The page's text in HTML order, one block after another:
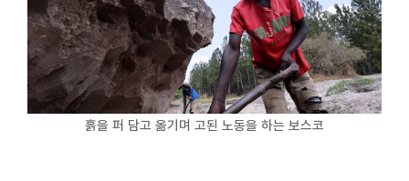
흙을 퍼 담고 옮기며 고된 노동을 하는 보스코